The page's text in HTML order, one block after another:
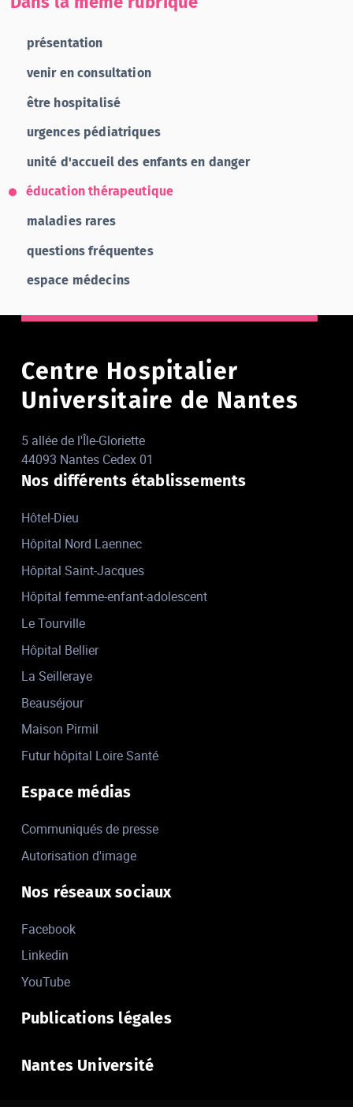
présentation
venir en consultation
être hospitalisé
urgences pédiatriques
unité d'accueil des enfants en danger
éducation thérapeutique
maladies rares
questions fréquentes
espace médecins
Centre Hospitalier
Universitaire de Nantes
5 allée de l'Île-Gloriette
44093 Nantes Cedex 01
Nos différents établissements
Hôtel-Dieu
Hôpital Nord Laennec
Hôpital Saint-Jacques
Hôpital femme-enfant-adolescent
Le Tourville
Hôpital Bellier
La Seilleraye
Beauséjour
Maison Pirmil
Futur hôpital Loire Santé
Espace médias
Communiqués de presse
Autorisation d'image
Nos réseaux sociaux
Facebook
Linkedin
YouTube
Publications légales
Nantes Université